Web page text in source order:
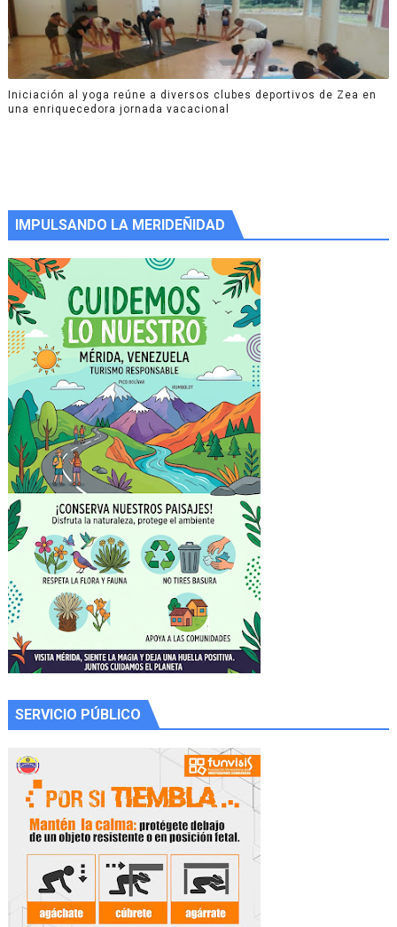
Iniciación al yoga reúne a diversos clubes deportivos de Zea en
una enriquecedora jornada vacacional
IMPULSANDO LA MERIDEÑIDAD
SERVICIO PÚBLICO